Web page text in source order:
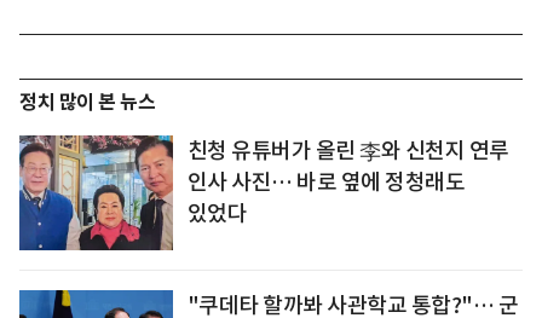
정치 많이 본 뉴스
친청 유튜버가 올린 李와 신천지 연루
인사 사진… 바로 옆에 정청래도
있었다
"쿠데타 할까봐 사관학교 통합?"… 군